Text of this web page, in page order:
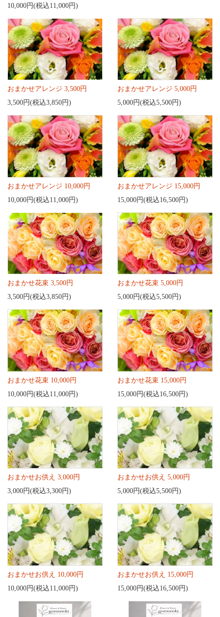
10,000円(税込11,000円)
おまかせアレンジ 3,500円
3,500円(税込3,850円)
おまかせアレンジ 5,000円
5,000円(税込5,500円)
おまかせアレンジ 10,000円
10,000円(税込11,000円)
おまかせアレンジ 15,000円
15,000円(税込16,500円)
おまかせ花束 3,500円
3,500円(税込3,850円)
おまかせ花束 5,000円
5,000円(税込5,500円)
おまかせ花束 10,000円
10,000円(税込11,000円)
おまかせ花束 15,000円
15,000円(税込16,500円)
おまかせお供え 3,000円
3,000円(税込3,300円)
おまかせお供え 5,000円
5,000円(税込5,500円)
おまかせお供え 10,000円
10,000円(税込11,000円)
おまかせお供え 15,000円
15,000円(税込16,500円)